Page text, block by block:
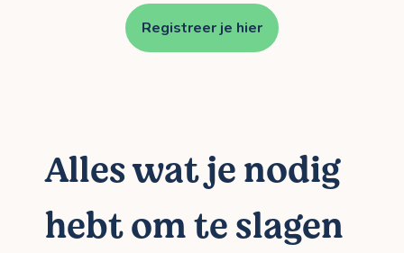
Registreer je hier
Alles wat je nodig
hebt om te slagen